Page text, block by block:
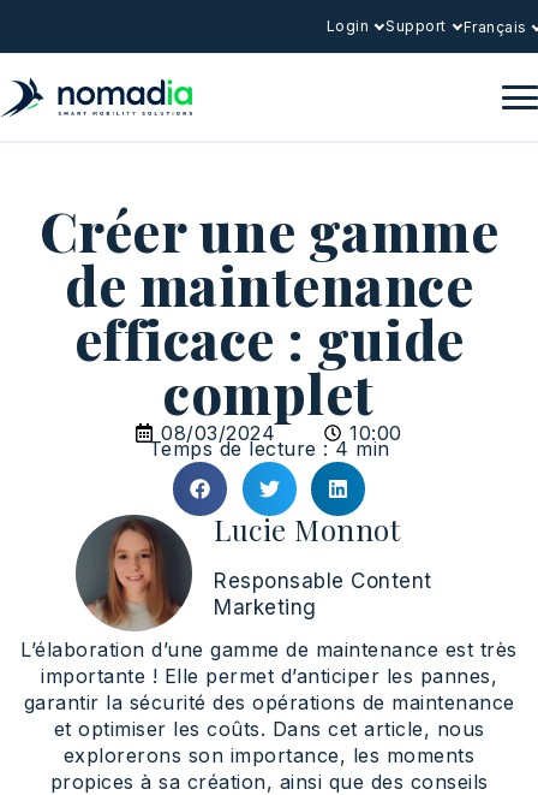
Login Support Français
Créer une gamme
de maintenance
efficace : guide
complet
08/03/2024 10:00
Temps de lecture : 4 min
Lucie Monnot
Responsable Content
Marketing
L’élaboration d’une gamme de maintenance est très
importante ! Elle permet d’anticiper les pannes,
garantir la sécurité des opérations de maintenance
et optimiser les coûts. Dans cet article, nous
explorerons son importance, les moments
propices à sa création, ainsi que des conseils